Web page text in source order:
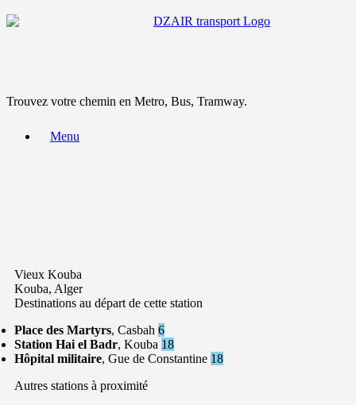
Trouvez votre chemin en Metro, Bus, Tramway.
Menu
Vieux Kouba
Kouba, Alger
Destinations au départ de cette station
Place des Martyrs, Casbah 6
Station Hai el Badr, Kouba 18
Hôpital militaire, Gue de Constantine 18
Autres stations à proximité